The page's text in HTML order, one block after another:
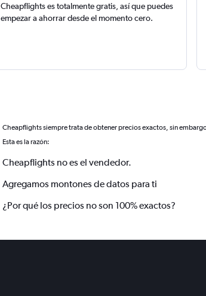
Cheapflights es totalmente gratis, así que puedes
empezar a ahorrar desde el momento cero.
Cheapflights siempre trata de obtener precios exactos, sin
Esta es la razón:
Cheapflights no es el vendedor.
Agregamos montones de datos para ti
¿Por qué los precios no son 100% exactos?